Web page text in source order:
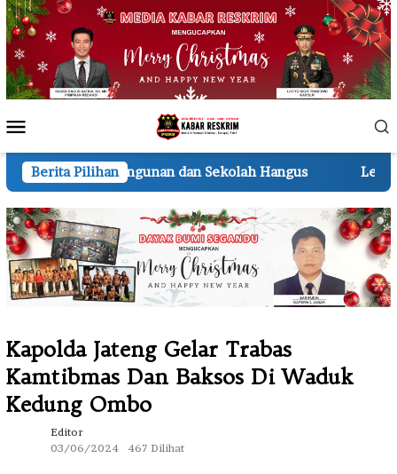
Loncat
ke
konten
Mobile
Berita Pilihan
dan Sekolah Hangus Lembur hingga Malam,
Kapolda Jateng Gelar Trabas
Kamtibmas Dan Baksos Di Waduk
Kedung Ombo
Editor
03/06/2024
467 Dilihat